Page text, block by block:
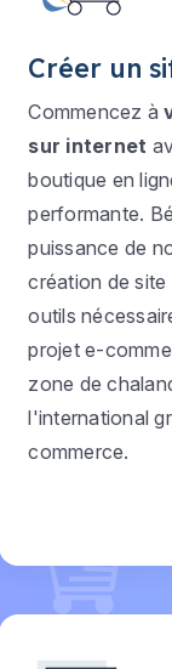
Créer un
Commencez à
sur internet
boutique en
performante.
puissance de
création de
outils
projet e-
zone de
l'international
commerce.